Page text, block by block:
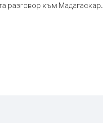
разговор към Мадагаскар.